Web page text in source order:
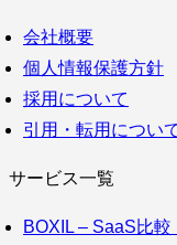
会社概要
個人情報保護方針
採用について
引用・転用につい
サービス一覧
BOXIL – SaaS比較